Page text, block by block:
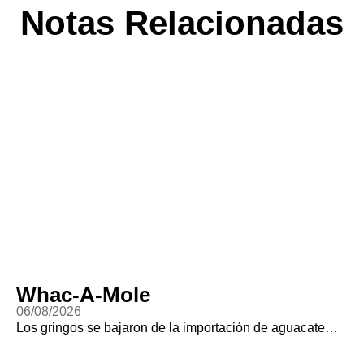
Notas Relacionadas
Whac-A-Mole
06/08/2026
Los gringos se bajaron de la importación de aguacate…